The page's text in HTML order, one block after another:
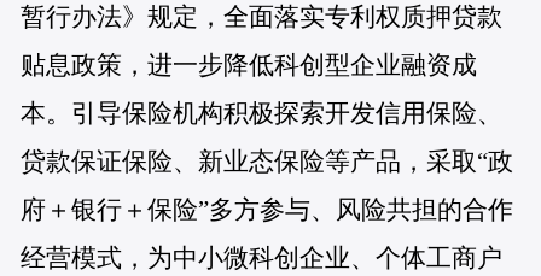
暂行办法》规定，全面落实专利权质押贷款
贴息政策，进一步降低科创型企业融资成
本。引导保险机构积极探索开发信用保险、
贷款保证保险、新业态保险等产品，采取“政
府＋银行＋保险”多方参与、风险共担的合作
经营模式，为中小微科创企业、个体工商户